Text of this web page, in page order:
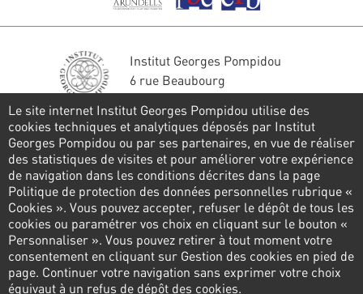
Institut Georges Pompidou
6 rue Beaubourg
Tél. : 01 44 78 41 22
Restons en contact
FORMULAIRE DE CONTACT
Suivez-nous
Pied
Le site internet Institut Georges Pompidou utilise des
cookies techniques et analytiques déposés par Institut
Georges Pompidou ou par ses partenaires, en vue de réaliser
des statistiques de visites et pour améliorer votre expérience
de navigation dans les conditions décrites dans la page
Politique de protection des données personnelles rubrique «
Cookies ». Vous pouvez accepter, refuser le dépôt de tous les
cookies ou paramétrer vos choix en cliquant sur le bouton «
Personnaliser ». Vous pouvez retirer à tout moment votre
consentement en cliquant sur Gestion des cookies en pied de
page. Continuer votre navigation sans exprimer votre choix
équivaut à un refus de dépôt des cookies.